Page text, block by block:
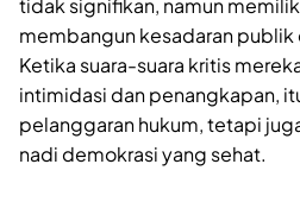
tidak signifikan, namun
membangun kesadaran publik
Ketika suara-suara kritis
intimidasi dan penangkapan,
pelanggaran hukum, tetapi
nadi demokrasi yang sehat.